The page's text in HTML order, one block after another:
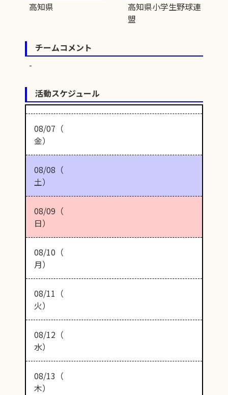
高知県
高知県小学生野球連
盟
チームコメント
活動スケジュール
08/07（
金）
08/08（
土）
08/09（
日）
08/10（
月）
08/11（
火）
08/12（
水）
08/13（
木）